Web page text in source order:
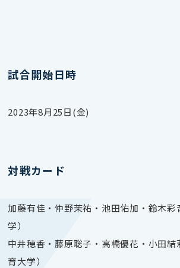
試合開始日時
2023年8月25日(金)
対戦カード
加藤有佳・仲野茉祐・池田佑加・鈴木彩
学）
中井穂香・藤原聡子・高橋優花・小田結
育大学）